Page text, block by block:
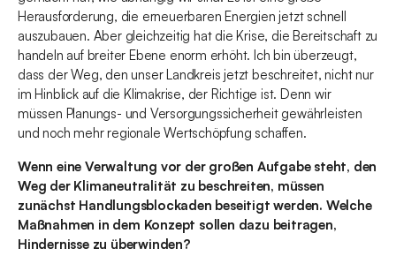
Herausforderung, die erneuerbaren Energien jetzt schnell
auszubauen. Aber gleichzeitig hat die Krise, die Bereitschaft zu
handeln auf breiter Ebene enorm erhöht. Ich bin überzeugt,
dass der Weg, den unser Landkreis jetzt beschreitet, nicht nur
im Hinblick auf die Klimakrise, der Richtige ist. Denn wir
müssen Planungs- und Versorgungssicherheit gewährleisten
und noch mehr regionale Wertschöpfung schaffen.
Wenn eine Verwaltung vor der großen Aufgabe steht, den
Weg der Klimaneutralität zu beschreiten, müssen
zunächst Handlungsblockaden beseitigt werden. Welche
Maßnahmen in dem Konzept sollen dazu beitragen,
Hindernisse zu überwinden?